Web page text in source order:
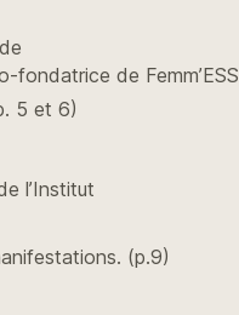
fondatrice de Femm’ESS
5 et 6)
l’Institut
(p.9)